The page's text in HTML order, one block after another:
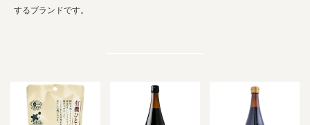
するブランドです。